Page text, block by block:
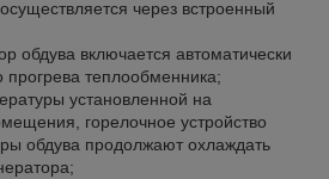
через встроенный
обдува включается автоматически
прогрева теплообменника;
установленной на
горелочное устройство
обдува продолжают охлаждать